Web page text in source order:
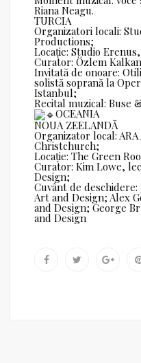
Riana Neagu.
TURCIA
Organizatori locali:
Productions;
Locație: Studio
Curator: Özlem
Invitată de onoare:
solistă soprană la
Istanbul;
Recital muzical: Buse
OCEANIA
NOUA ZEELANDĂ
Organizator local:
Christchurch;
Locație: The Green
Curator: Kim Lowe,
Design;
Cuvânt de
Art and Design; Alex
and Design; George
and Design